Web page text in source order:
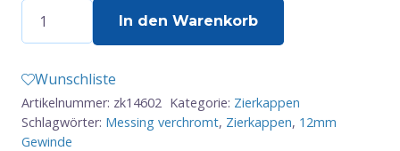
Zierkappe
mit
M12
-
MS
In den Warenkorb
Wunschliste
Artikelnummer: zk14602 Kategorie: Zierkappen
Schlagwörter: Messing verchromt, Zierkappen, 12mm
Gewinde